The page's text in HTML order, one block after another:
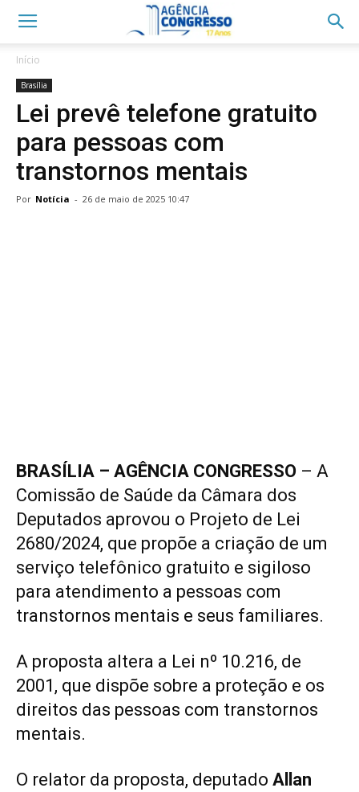
Início
Brasília
Lei prevê telefone gratuito
para pessoas com
transtornos mentais
Por Notícia - 26 de maio de 2025 10:47
BRASÍLIA – AGÊNCIA CONGRESSO – A
Comissão de Saúde da Câmara dos
Deputados aprovou o Projeto de Lei
2680/2024, que propõe a criação de um
serviço telefônico gratuito e sigiloso
para atendimento a pessoas com
transtornos mentais e seus familiares.
A proposta altera a Lei nº 10.216, de
2001, que dispõe sobre a proteção e os
direitos das pessoas com transtornos
mentais.
O relator da proposta, deputado Allan